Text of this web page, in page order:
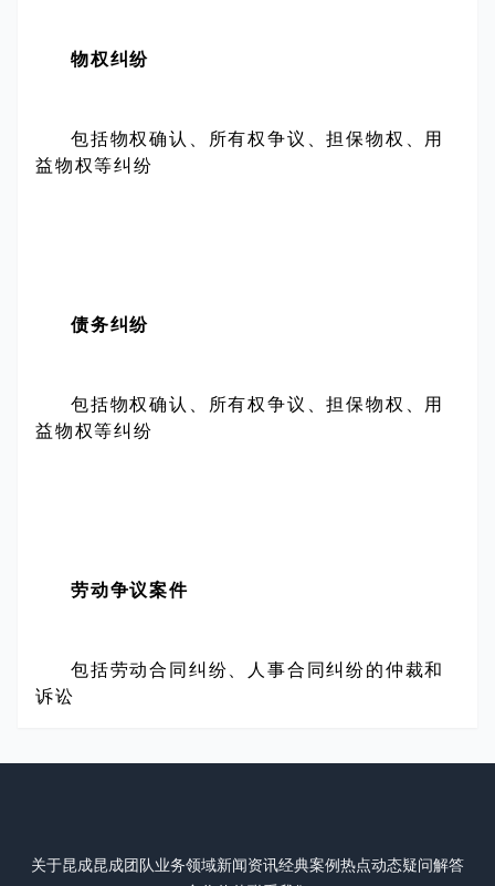
物权纠纷
包括物权确认、所有权争议、担保物权、用
益物权等纠纷
债务纠纷
包括物权确认、所有权争议、担保物权、用
益物权等纠纷
劳动争议案件
包括劳动合同纠纷、人事合同纠纷的仲裁和
诉讼
关于昆成昆成团队业务领域新闻资讯经典案例热点动态疑问解答